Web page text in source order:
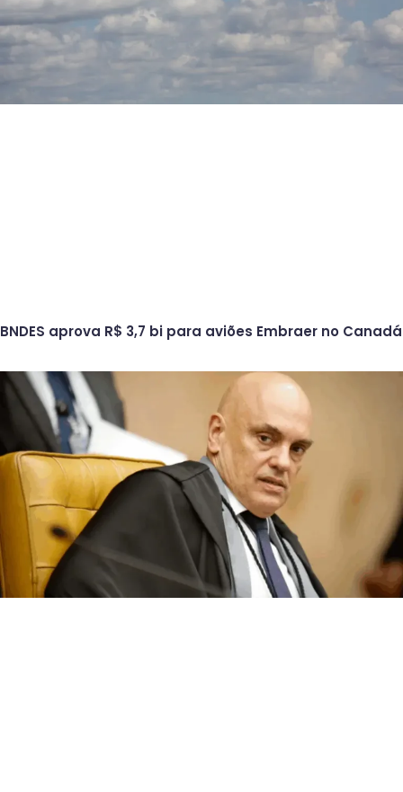
BNDES aprova R$ 3,7 bi para aviões Embraer no Canadá